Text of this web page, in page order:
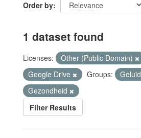
Order by
1 dataset found
Licenses: Other (Public Domain)
Google Drive
Groups:
Geluid
Gezondheid
Filter Results